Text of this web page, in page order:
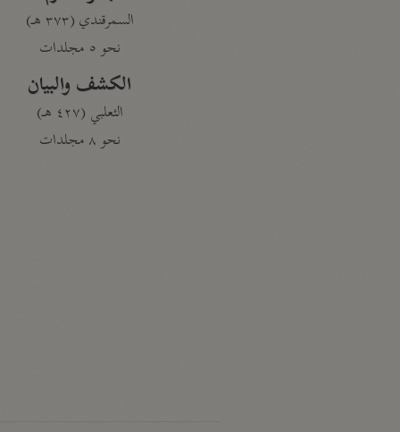
السمرقندي (٣٧٣ هـ)
نحو ٥ مجلدات
الكشف والبيان
الثعلبي (٤٢٧ هـ)
نحو ٨ مجلدات